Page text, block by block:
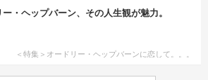
・ヘップバーン、その人生観が魅力。
＜特集＞オードリー・ヘップバーンに恋して。。。